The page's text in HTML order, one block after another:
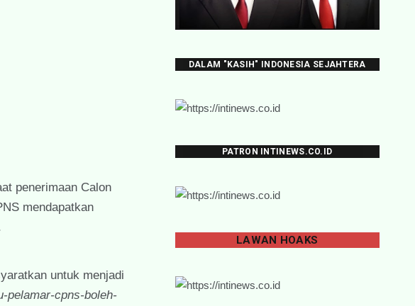
penerimaan Calon
mendapatkan
untuk menjadi
pelamar-cpns-boleh-
DALAM "KASIH" INDONESIA SEJAHTERA
PATRON INTINEWS.CO.ID
LAWAN HOAKS